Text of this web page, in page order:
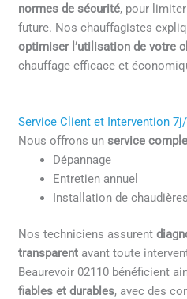
normes de sécurité, pour
future. Nos chauffagistes
optimiser l’utilisation de votre
chauffage efficace et
Service Client et Intervention
Nous offrons unservice
Dépannage
Entretien annuel
Installation de
Nos techniciens assurent
transparent avant toute
Beaurevoir 02110 bénéficient
fiables et durables, avec des